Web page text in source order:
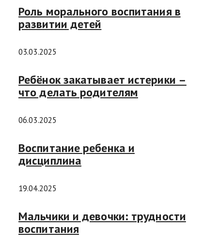
Роль морального воспитания в
развитии детей
03.03.2025
Ребёнок закатывает истерики –
что делать родителям
06.03.2025
Воспитание ребенка и
дисциплина
19.04.2025
Мальчики и девочки: трудности
воспитания